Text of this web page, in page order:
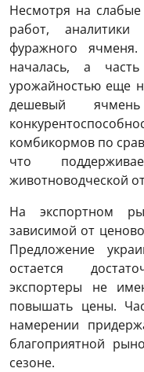
Несмотря на
работ,
фуражного
началась, а
урожайностью еще
дешевый
комбикормов по
что
животноводческой
На экспортном
зависимой от
Предложение
остается
экспортеры не
повышать цены.
намерении
благоприятной
сезоне.